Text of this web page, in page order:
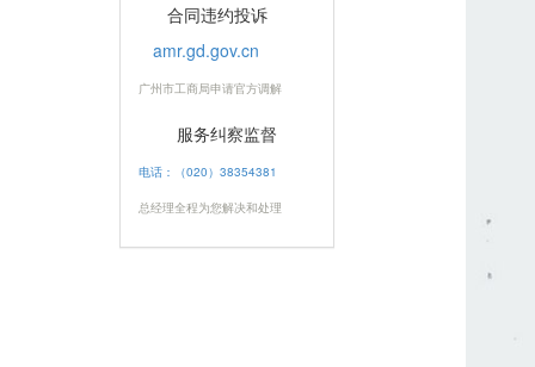
合同违约投诉
amr.gd.gov.cn
广州市工商局申请官方调解
服务纠察监督
电话：（020）38354381
总经理全程为您解决和处理